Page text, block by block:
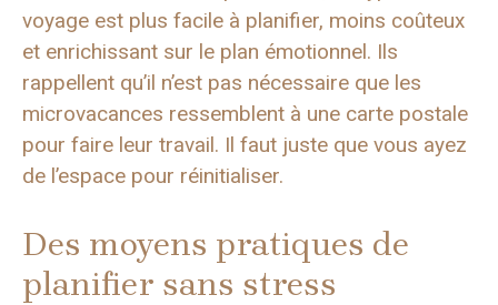
voyage est plus facile à planifier, moins coûteux
et enrichissant sur le plan émotionnel. Ils
rappellent qu’il n’est pas nécessaire que les
microvacances ressemblent à une carte postale
pour faire leur travail. Il faut juste que vous ayez
de l’espace pour réinitialiser.
Des moyens pratiques de
planifier sans stress